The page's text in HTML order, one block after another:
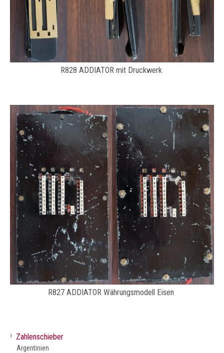
R828 ADDIATOR mit Druckwerk
R827 ADDIATOR Währungsmodell Eisen
› Zahlenschieber
Argentinien